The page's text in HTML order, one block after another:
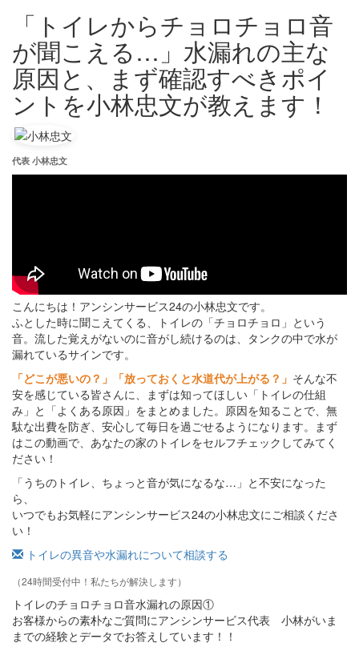
「トイレからチョロチョロ音
が聞こえる…」水漏れの主な
原因と、まず確認すべきポイ
ントを小林忠文が教えます！
代表 小林忠文
こんにちは！アンシンサービス24の小林忠文です。
ふとした時に聞こえてくる、トイレの「チョロチョロ」という
音。流した覚えがないのに音がし続けるのは、タンクの中で水が
漏れているサインです。
「どこが悪いの？」「放っておくと水道代が上がる？」 そんな不
安を感じている皆さんに、まずは知ってほしい「トイレの仕組
み」と「よくある原因」をまとめました。原因を知ることで、無
駄な出費を防ぎ、安心して毎日を過ごせるようになります。まず
はこの動画で、あなたの家のトイレをセルフチェックしてみてく
ださい！
「うちのトイレ、ちょっと音が気になるな…」と不安になった
ら、
いつでもお気軽にアンシンサービス24の小林忠文にご相談くださ
い！
トイレの異音や水漏れについて相談する
（24時間受付中！私たちが解決します）
トイレのチョロチョロ音水漏れの原因①
お客様からの素朴なご質問にアンシンサービス代表 小林がいま
までの経験とデータでお答えしています！！